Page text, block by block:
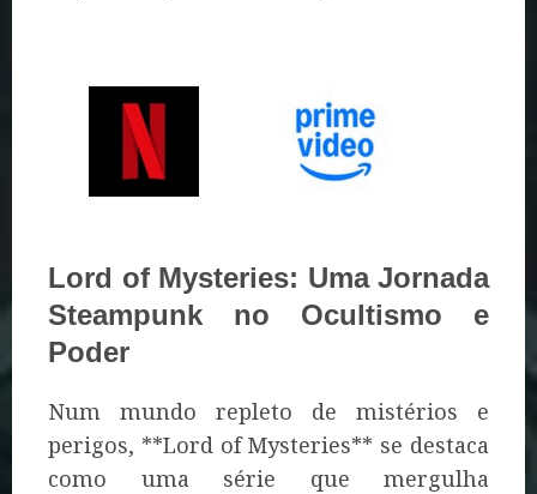
Lord of Mysteries: Uma Jornada
Steampunk no Ocultismo e
Poder
Num mundo repleto de mistérios e
perigos, **Lord of Mysteries** se destaca
como uma série que mergulha